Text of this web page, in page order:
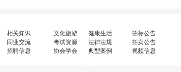
相关知识
同业交流
招聘信息
文化旅游
健康生活
考试资源
法律法规
协会学会
典型案例
招标公告
拍卖公告
视频信息
国务院办公厅关于
中共中央 国务院关
《中共中央 国务院